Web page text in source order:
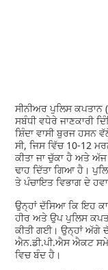
ਸੀਨੀਅਰ ਪੁਲਿਸ ਕਪਤਾਨ
ਸਬੰਧੀ ਵਧੇਰੇ ਜਾਣਕਾਰੀ
ਸ਼ਿੰਦਾ ਵਾਸੀ ਬੁਰਜ ਹਸਨ
ਸੀ, ਜਿਸ ਵਿੱਚ 10-12
ਕੀਤਾ ਜਾ ਚੁੱਕਾ ਹੈ ਅਤੇ
ਢਾਹ ਦਿੱਤਾ ਗਿਆ ਹੈ।
ਤੇ ਪੰਚਾਇਤ ਵਿਭਾਗ ਦੇ
ਉਨ੍ਹਾਂ ਦੱਸਿਆ ਕਿ ਇਹ
ਹੀਰ ਅਤੇ ਉਪ ਪੁਲਿਸ
ਕੀਤੀ ਗਈ। ਉਨ੍ਹਾਂ ਅੱਗੇ
ਐਨ.ਡੀ.ਪੀ.ਐਸ ਐਕਟ
ਵਿਚ ਬੰਦ ਹੈ।